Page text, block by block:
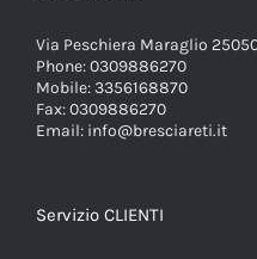
Via Peschiera Maraglio
Phone:0309886270
Mobile:3356168870
Fax:0309886270
Email: info@bresciareti.it
Servizio CLIENTI